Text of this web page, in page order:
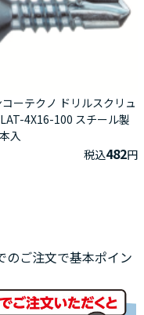
ーテクノ ドリルスクリュ
4X16-100 スチール製
入
税込482円
のご注文で基本ポイン